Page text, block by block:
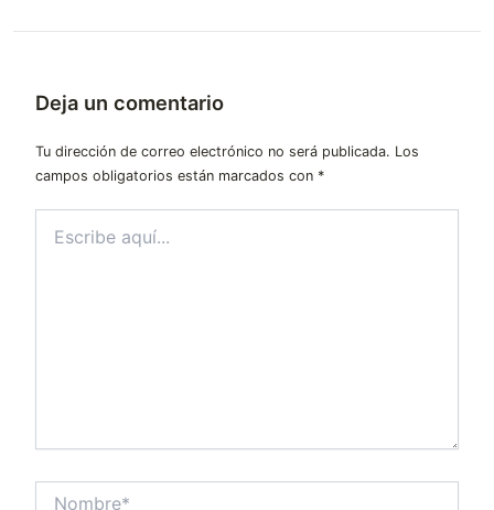
Deja un comentario
Tu dirección de correo electrónico no será publicada. Los
campos obligatorios están marcados con *
aquí...